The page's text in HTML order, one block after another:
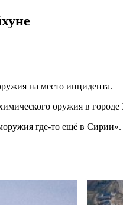
на место инцидента.
оружия в
где-то ещё в Сирии».